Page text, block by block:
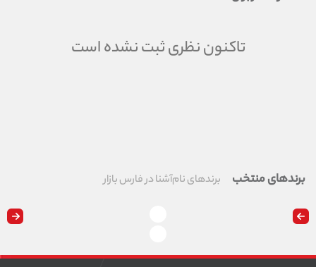
تاکنون نظری ثبت نشده است
برندهای منتخب برندهای نام‌آشنا در فارس بازار